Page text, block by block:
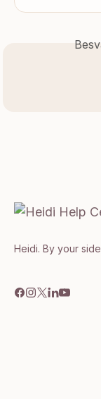
Heidi. By your side.​​​​‌